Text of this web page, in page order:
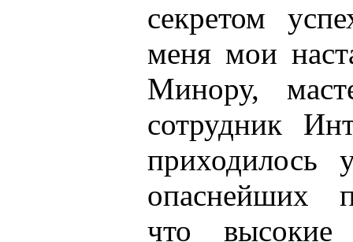
секретом
меня мои
Минору,
сотрудник
приходилось
опаснейших
что